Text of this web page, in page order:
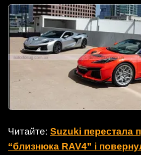
Читайте: Suzuki перестала
“близнюка RAV4” і